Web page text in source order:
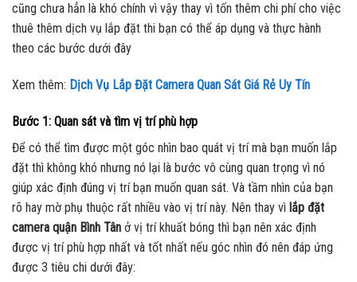
cũng chưa hẳn là khó chính vì vậy thay vì tốn thêm chi phí cho việc
thuê thêm dịch vụ lắp đặt thi bạn có thể áp dụng và thực hành
theo các bước dưới đây
Xem thêm: Dịch Vụ Lắp Đặt Camera Quan Sát Giá Rẻ Uy Tín
Bước 1: Quan sát và tìm vị trí phù hợp
Để có thể tìm được một góc nhìn bao quát vị trí mà bạn muốn lắp
đặt thì không khó nhưng nó lại là bước vô cùng quan trọng vì nó
giúp xác định đúng vị trí bạn muốn quan sát. Và tầm nhìn của bạn
rõ hay mờ phụ thuộc rất nhiều vào vị trí này. Nên thay vì lắp đặt
camera quận Bình Tân ở vị trí khuất bóng thì bạn nên xác định
được vị trí phù hợp nhất và tốt nhất nếu góc nhìn đó nên đáp ứng
được 3 tiêu chi dưới đây: